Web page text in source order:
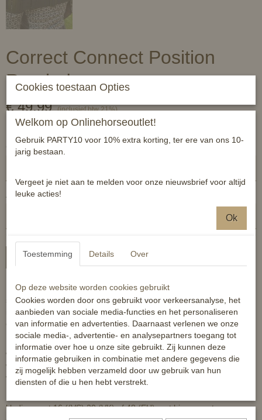
Correct Connect Position
Reminder
€ 49,99 (inclusief btw 21%)
Op voorraad- Levertijd 1 a 2 werkdagen
CC
Aantal
In winkelwagen
Ben je het beu dat je trainer tegen je blijft roepen dat je je
schouders meer naar achteren moet doen? Ons nieuwste product
is een verstelbare en elastische reminder die je helpt je spieren
correct in te programmeren naar de juiste ruiterhouding
Plaats hem hoger op de bovenarmen om aan je schouders te
werken en lager op de bovenarmen om aan je ellebogen te
werken. Comfortabel zonder te beperkend te zijn of in gevaar te
worden gebracht.
kledingmaat 16 ((VS) 20 (VK) of 48 (EU) met biceps met een
Cookies toestaan Opties
Welkom op Onlinehorseoutlet!
Gebruik PARTY10 voor 10% extra korting, ter ere van ons 10-
jarig bestaan.
Vergeet je niet aan te melden voor onze nieuwsbrief voor altijd
leuke acties!
Ok
Toestemming Details Over
Op deze website worden cookies gebruikt
Cookies worden door ons gebruikt voor verkeersanalyse, het
aanbieden van sociale media-functies en het personaliseren
van informatie en advertenties. Daarnaast verlenen we onze
sociale media-, advertentie- en analysepartners toegang tot
informatie over hoe u onze site gebruikt. Zij kunnen deze
informatie gebruiken in combinatie met andere gegevens die
zij mogelijk hebben verzameld door uw gebruik van hun
diensten of die u hen hebt verstrekt.